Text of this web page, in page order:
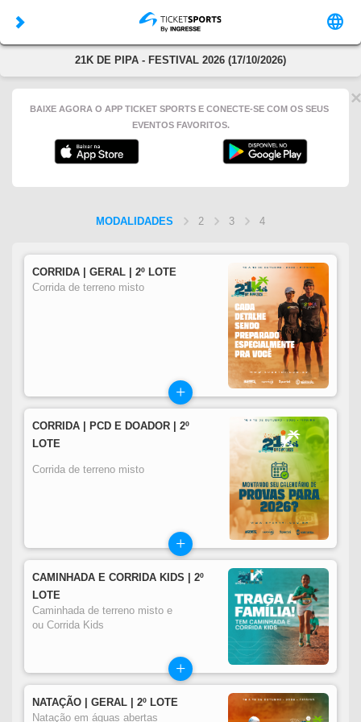
21K DE PIPA - FESTIVAL 2026 (17/10/2026)
×
BAIXE AGORA O APP TICKET SPORTS E CONECTE-SE COM OS SEUS
EVENTOS FAVORITOS.
MODALIDADES 2 3 4
CORRIDA | GERAL | 2º LOTE
Corrida de terreno misto
+
CORRIDA | PCD E DOADOR | 2º
LOTE
Corrida de terreno misto
+
CAMINHADA E CORRIDA KIDS | 2º
LOTE
Caminhada de terreno misto e
ou Corrida Kids
+
NATAÇÃO | GERAL | 2º LOTE
Natação em águas abertas